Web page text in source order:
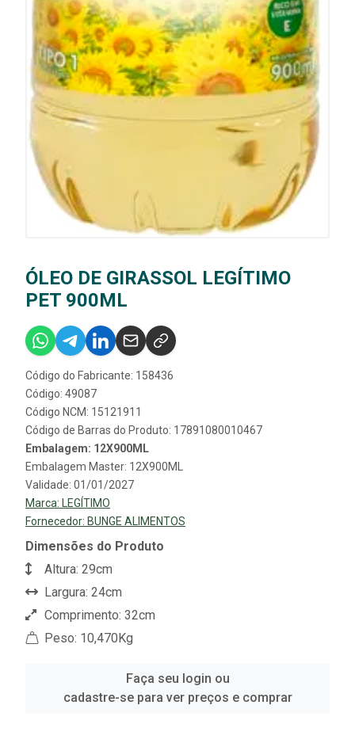
ÓLEO DE GIRASSOL LEGÍTIMO
PET 900ML
Código do Fabricante: 158436
Código: 49087
Código NCM: 15121911
Código de Barras do Produto: 17891080010467
Embalagem: 12X900ML
Embalagem Master: 12X900ML
Validade: 01/01/2027
Marca: LEGÍTIMO
Fornecedor: BUNGE ALIMENTOS
Dimensões do Produto
Altura: 29cm
Largura: 24cm
Comprimento: 32cm
Peso: 10,470Kg
Faça seu login ou
cadastre-se para ver preços e comprar